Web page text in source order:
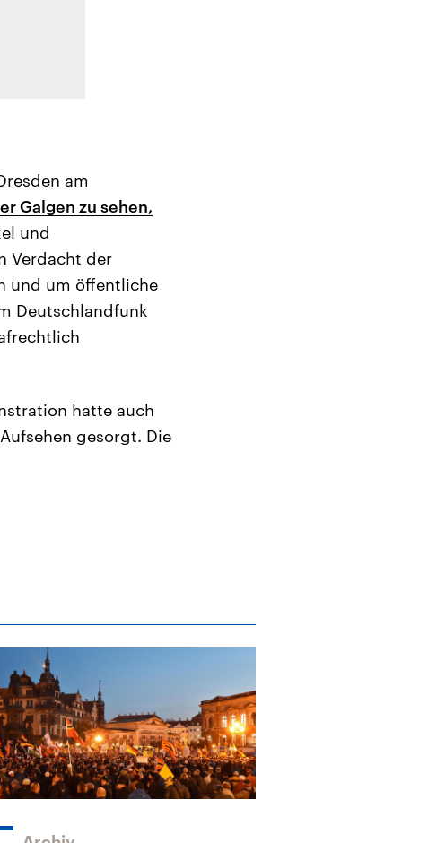
am
Galgen zu sehen,
und
Verdacht der
und um öffentliche
Deutschlandfunk
hatte auch
gesorgt. Die